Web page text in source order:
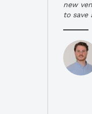
new
to save